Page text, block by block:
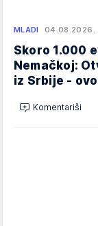
MLADI 04.08.2026.
Skoro 1.000
Nemačkoj:
iz Srbije -
Komentariši